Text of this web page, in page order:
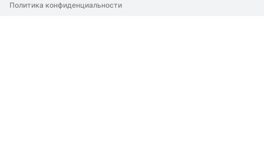
Для труб
Политика конфиденциальности